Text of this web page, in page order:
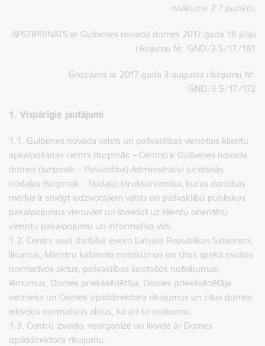
nolikuma 3.7.punktu,
APSTIPRINĀTS ar Gulbenes novada domes 2017.gada 18.jūlija
rīkojumu Nr. GND/3.5/17/161
Grozījumi ar 2017.gada 3.augusta rīkojumu Nr.
GND/3.5/17/172
1. Vispārīgie jautājumi
1.1. Gulbenes novada valsts un pašvaldības vienotais klientu
apkalpošanas centrs (turpmāk – Centrs) ir Gulbenes novada
domes (turpmāk – Pašvaldība) Administratīvi juridiskās
nodaļas (turpmāk – Nodaļa) struktūrvienība, kuras darbības
mērķis ir sniegt iedzīvotājiem valsts un pašvaldību publiskos
pakalpojumus vienuviet un izveidot uz klientu orientētu
vienotu pakalpojumu un informatīvo vidi.
1.2. Centrs savā darbībā ievēro Latvijas Republikas Satversmi,
likumus, Ministru kabineta noteikumus un citus spēkā esošos
normatīvos aktus, pašvaldības saistošos noteikumus,
lēmumus, Domes priekšsēdētāja, Domes priekšsēdētāja
vietnieka un Domes izpilddirektora rīkojumus un citus domes
iekšējos normatīvos aktus, kā arī šo nolikumu.
1.3. Centru izveido, reorganizē un likvidē ar Domes
izpilddirektora rīkojumu.